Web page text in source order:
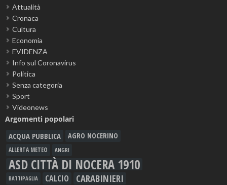
Attualità
Cronaca
Cultura
Economia
EVIDENZA
Info sul Coronavirus
Politica
Senza categoria
Sport
Videonews
Argomenti popolari
ACQUA PUBBLICA AGRO NOCERINO
ALLERTA METEO ANGRI
ASD CITTÀ DI NOCERA 1910
BATTIPAGLIA CALCIO CARABINIERI